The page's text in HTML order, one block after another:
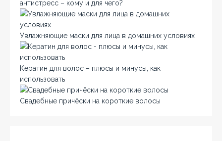
антистресс – кому и для чего?
Увлажняющие маски для лица в домашних условиях
Кератин для волос – плюсы и минусы, как
использовать
Свадебные причёски на короткие волосы